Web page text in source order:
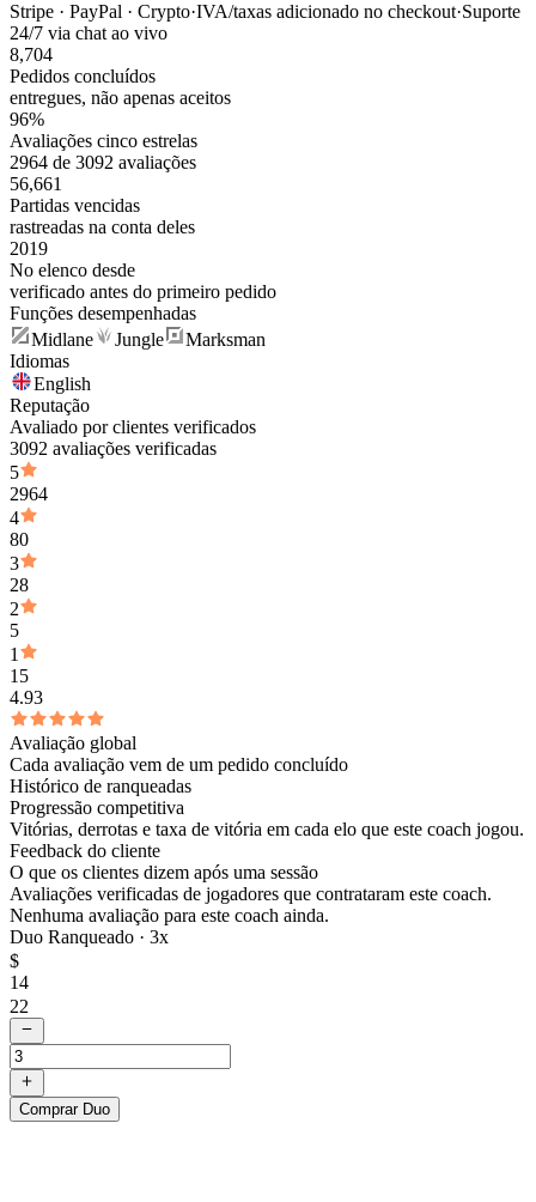
Stripe · PayPal · Crypto·IVA/taxas adicionado no checkout·Suporte
24/7 via chat ao vivo
8,704
Pedidos concluídos
entregues, não apenas aceitos
96%
Avaliações cinco estrelas
2964 de 3092 avaliações
56,661
Partidas vencidas
rastreadas na conta deles
2019
No elenco desde
verificado antes do primeiro pedido
Funções desempenhadas
Midlane
Jungle
Marksman
Idiomas
English
Reputação
Avaliado por clientes verificados
3092 avaliações verificadas
5
2964
4
80
3
28
2
5
1
15
4.93
Avaliação global
Cada avaliação vem de um pedido concluído
Histórico de ranqueadas
Progressão competitiva
Vitórias, derrotas e taxa de vitória em cada elo que este coach jogou.
Feedback do cliente
O que os clientes dizem após uma sessão
Avaliações verificadas de jogadores que contrataram este coach.
Nenhuma avaliação para este coach ainda.
Duo Ranqueado · 3x
$
14
22
Comprar Duo